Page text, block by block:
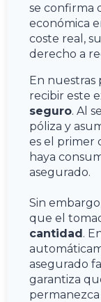
se confirma
económica
coste real,
derecho a
En nuestras
recibir este
seguro. Al
póliza y
es el primer
haya
asegurado.
Sin
que el
cantidad.
asegurado
garantiza